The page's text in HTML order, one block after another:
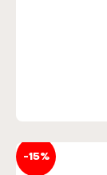
-15%